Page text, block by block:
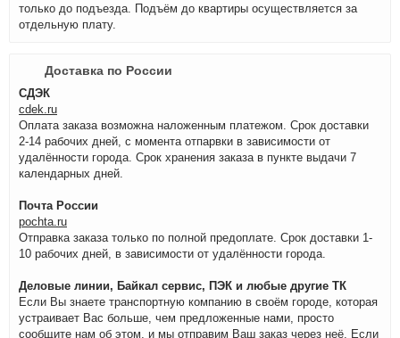
только до подъезда. Подъём до квартиры осуществляется за
отдельную плату.
Доставка по России
СДЭК
cdek.ru
Оплата заказа возможна наложенным платежом. Срок доставки
2-14 рабочих дней, с момента отпарвки в зависимости от
удалённости города. Срок хранения заказа в пункте выдачи 7
календарных дней.
Почта России
pochta.ru
Отправка заказа только по полной предоплате. Срок доставки 1-
10 рабочих дней, в зависимости от удалённости города.
Деловые линии, Байкал сервис, ПЭК и любые другие ТК
Если Вы знаете транспортную компанию в своём городе, которая
устраивает Вас больше, чем предложенные нами, просто
сообщите нам об этом, и мы отправим Ваш заказ через неё. Если